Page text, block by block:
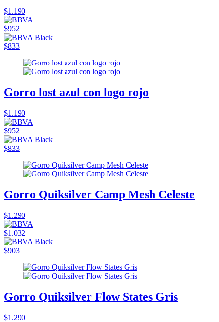
$1.190
$952
$833
Gorro lost azul con logo rojo
$1.190
$952
$833
Gorro Quiksilver Camp Mesh Celeste
$1.290
$1.032
$903
Gorro Quiksilver Flow States Gris
$1.290